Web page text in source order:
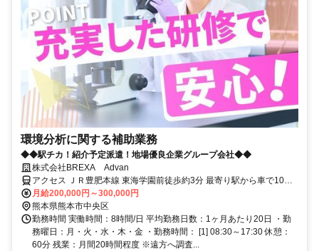
環境分析に関する補助業務
◆◆駅チカ！紹介予定派遣！地場優良企業グループ会社◆◆
株式会社BREXA Advan
アクセス ＪＲ豊肥本線 東海学園前徒歩約3分 最寄り駅から車で10分
（車通勤が便利です）
月給200,000円～300,000円
熊本県熊本市中央区
勤務時間 実働時間：8時間/日 平均勤務日数：1ヶ月あたり20日 ・勤
務曜日：月・火・水・木・金 ・勤務時間： [1] 08:30～17:30 休憩：
60分 残業：月間20時間程度 ※遠方へ調査...